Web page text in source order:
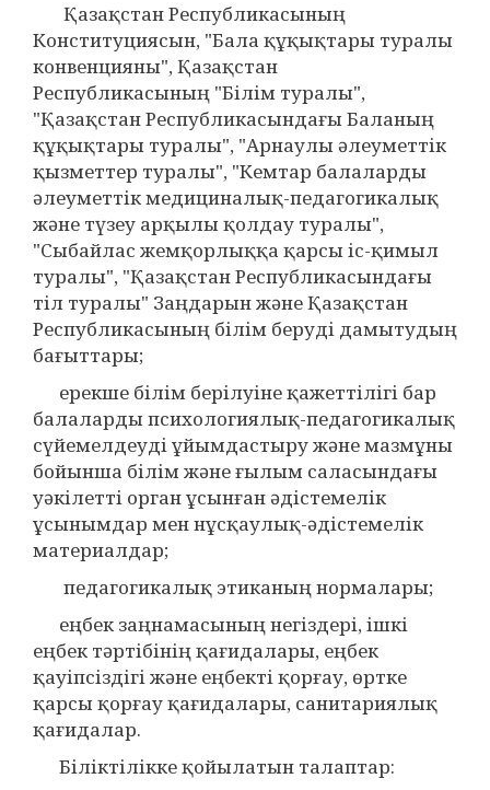
Қазақстан Республикасының
Конституциясын, "Бала құқықтары туралы
конвенцияны", Қазақстан
Республикасының "Білім туралы",
"Қазақстан Республикасындағы Баланың
құқықтары туралы", "Арнаулы әлеуметтік
қызметтер туралы", "Кемтар балаларды
әлеуметтік медициналық-педагогикалық
және түзеу арқылы қолдау туралы",
"Сыбайлас жемқорлыққа қарсы іс-қимыл
туралы", "Қазақстан Республикасындағы
тіл туралы" Заңдарын және Қазақстан
Республикасының білім беруді дамытудың
бағыттары;
ерекше білім берілуіне қажеттілігі бар
балаларды психологиялық-педагогикалық
сүйемелдеуді ұйымдастыру және мазмұны
бойынша білім және ғылым саласындағы
уәкілетті орган ұсынған әдістемелік
ұсынымдар мен нұсқаулық-әдістемелік
материалдар;
педагогикалық этиканың нормалары;
еңбек заңнамасының негіздері, ішкі
еңбек тәртібінің қағидалары, еңбек
қауіпсіздігі және еңбекті қорғау, өртке
қарсы қорғау қағидалары, санитариялық
қағидалар.
Біліктілікке қойылатын талаптар: